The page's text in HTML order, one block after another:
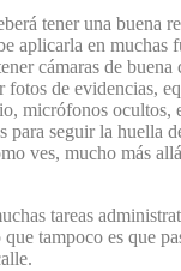
tener una buena
aplicarla en muchas
cámaras de
fotos de evidencias,
micrófonos ocultos,
para seguir la huella
ves, mucho más
tareas
tampoco es que